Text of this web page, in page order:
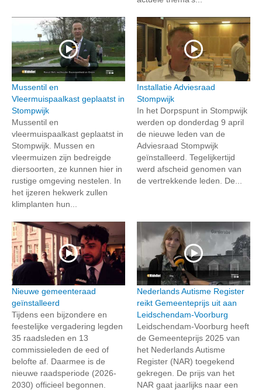
Mussentil en
Vleermuispaalkast geplaatst in
Stompwijk
Mussentil en
vleermuispaalkast geplaatst in
Stompwijk. Mussen en
vleermuizen zijn bedreigde
diersoorten, ze kunnen hier in
rustige omgeving nestelen. In
het ijzeren hekwerk zullen
klimplanten hun...
Installatie Adviesraad
Stompwijk
In het Dorpspunt in Stompwijk
werden op donderdag 9 april
de nieuwe leden van de
Adviesraad Stompwijk
geïnstalleerd. Tegelijkertijd
werd afscheid genomen van
de vertrekkende leden. De...
Nieuwe gemeenteraad
geïnstalleerd
Tijdens een bijzondere en
feestelijke vergadering legden
35 raadsleden en 13
commissieleden de eed of
belofte af. Daarmee is de
nieuwe raadsperiode (2026-
2030) officieel begonnen.
Nederlands Autisme Register
reikt Gemeenteprijs uit aan
Leidschendam-Voorburg
Leidschendam-Voorburg heeft
de Gemeenteprijs 2025 van
het Nederlands Autisme
Register (NAR) toegekend
gekregen. De prijs van het
NAR gaat jaarlijks naar een